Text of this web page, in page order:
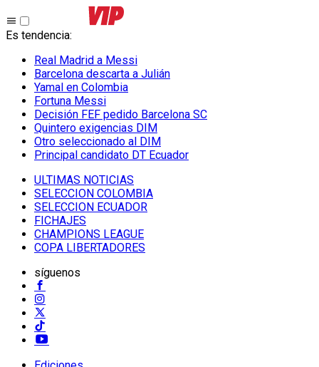
Es tendencia:
Real Madrid a Messi
Barcelona descarta a Julián
Yamal en Colombia
Fortuna Messi
Decisión FEF pedido Barcelona SC
Quintero exigencias DIM
Otro seleccionado al DIM
Principal candidato DT Ecuador
ULTIMAS NOTICIAS
SELECCION COLOMBIA
SELECCION ECUADOR
FICHAJES
CHAMPIONS LEAGUE
COPA LIBERTADORES
síguenos